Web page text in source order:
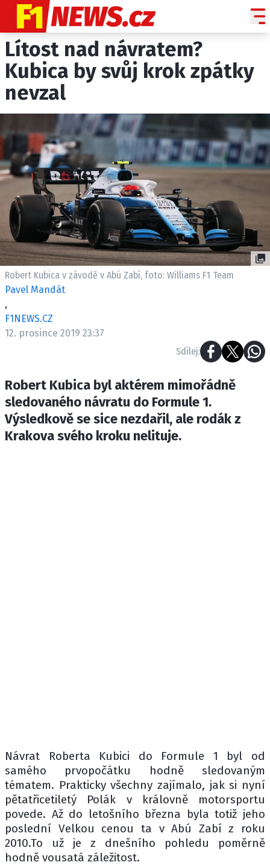
NOVINKY
GRAND PRIX
HISTORIE GP
PROFILY JEZDCŮ
PROFILY TÝMŮ
ROZHOVORY
OSTATNÍ
SLEDUJTE NÁS NA|
ETICKÝ KODEX
OSOBNÍ ÚDAJE / COOKIES
Provozovatelem serveru F1NEWS.cz je
INCORP MEDIA GROUP s.r.o., IČ: 118 23 054
Lítost nad návratem?
Kubica by svůj krok zpátky
nevzal
Robert Kubica v závodě v Abú Zabí, foto: Williams F1 Team
Pavel Mandát
,
F1NEWS.CZ
12. prosince 2019 23:37
Sdílej:
Robert Kubica byl aktérem mimořádně
sledovaného návratu do Formule 1.
Výsledkově se sice nezdařil, ale rodák z
Krakova svého kroku nelituje.
Návrat Roberta Kubici do Formule 1 byl od
samého prvopočátku hodně sledovaným
tématem. Prakticky všechny zajímalo, jak si nyní
pětatřicetiletý Polák v královně motorsportu
povede. Až do letošního března byla totiž jeho
poslední Velkou cenou ta v Abú Zabí z roku
2010.To už je z dnešního pohledu poměrně
hodně vousatá záležitost.